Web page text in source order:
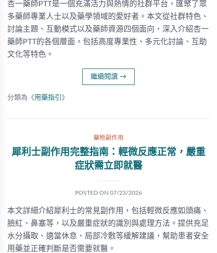
杏一藥師PTT是一個充滿活力與熱情的社群平台，匯聚了眾
多藥師專業人士以及藥學領域的愛好者。本文從社群特色、
討論主題、互動模式以及藥師資源四個面向，深入介紹杏一
藥師PTT的各個層面，包括高度專業性、多元化討論、互助
文化等特色。
繼續閱讀 →
分類為《用藥指引 》
藥物副作用
犀利士副作用完整指南：輕微反應正常，嚴重
症狀需立即就醫
POSTED ON 07/23/2026
本文詳細介紹犀利士的常見副作用，包括輕微反應如頭痛、
臉紅、鼻塞等，以及嚴重症狀的識別與處理方法。提供充足
水分攝取、適當休息、局部冷敷等緩解建議，幫助患者安全
用藥並正確判斷是否需要就醫。